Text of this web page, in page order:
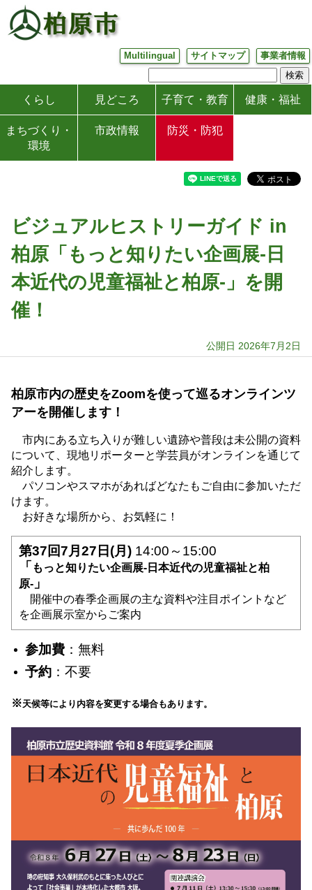
Multilingual サイトマップ 事業者情報
くらし 見どころ 子育て・教育 健康・福祉
まちづくり・
環境
市政情報 防災・防犯
ビジュアルヒストリーガイド in
柏原「もっと知りたい企画展-日
本近代の児童福祉と柏原-」を開
催！
公開日 2026年7月2日
柏原市内の歴史をZoomを使って巡るオンラインツ
アーを開催します！
市内にある立ち入りが難しい遺跡や普段は未公開の資料
について、現地リポーターと学芸員がオンラインを通じて
紹介します。
パソコンやスマホがあればどなたもご自由に参加いただ
けます。
お好きな場所から、お気軽に！
第37回7月27日(月) 14:00～15:00
「 もっと知りたい企画展-日本近代の児童福祉と柏
原- 」
開催中の春季企画展の主な資料や注目ポイントなど
を企画展示室からご案内
参加費 ：無料
予約 ：不要
※​天候等により内容を変更する場合もあります。